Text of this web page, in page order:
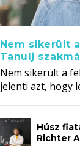
Nem sikerült
Tanulj
Nem sikerült a
jelenti azt, hogy
Húsz
Richter